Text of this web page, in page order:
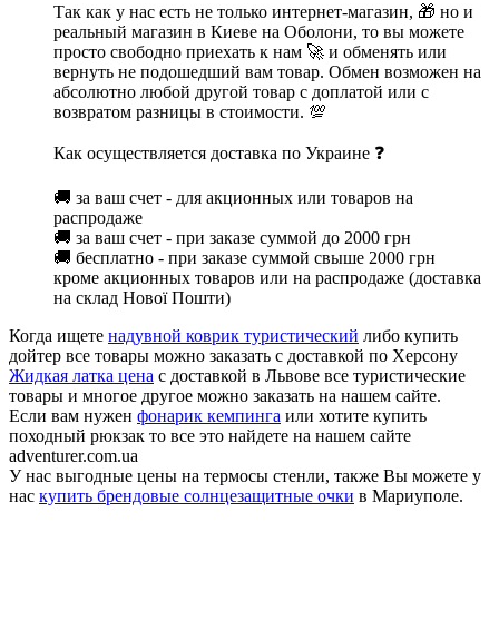
Так как у нас есть не только интернет-магазин, 🎁 но и
реальный магазин в Киеве на Оболони, то вы можете
просто свободно приехать к нам 🚀 и обменять или
вернуть не подошедший вам товар. Обмен возможен на
абсолютно любой другой товар с доплатой или с
возвратом разницы в стоимости. 💯
Как осуществляется доставка по Украине ❓
🚚 за ваш счет - для акционных или товаров на
распродаже
🚚 за ваш счет - при заказе суммой до 2000 грн
🚚 бесплатно - при заказе суммой свыше 2000 грн
кроме акционных товаров или на распродаже (доставка
на склад Нової Пошти)
Когда ищете надувной коврик туристический либо купить
дойтер все товары можно заказать с доставкой по Херсону
Жидкая латка цена с доставкой в Львове все туристические
товары и многое другое можно заказать на нашем сайте.
Если вам нужен фонарик кемпинга или хотите купить
походный рюкзак то все это найдете на нашем сайте
adventurer.com.ua
У нас выгодные цены на термосы стенли, также Вы можете у
нас купить брендовые солнцезащитные очки в Мариуполе.